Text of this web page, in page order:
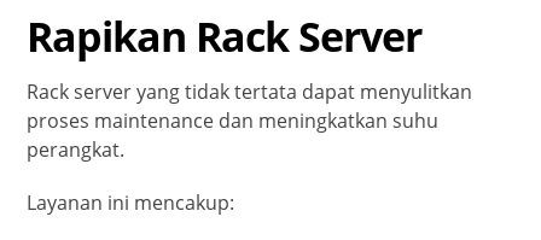
Rapikan Rack Server
Rack server yang tidak tertata dapat menyulitkan
proses maintenance dan meningkatkan suhu
perangkat.
Layanan ini mencakup: